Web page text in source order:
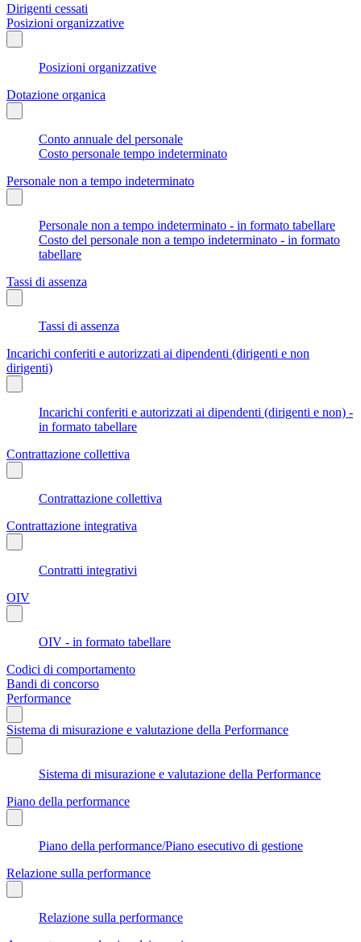
Dirigenti cessati
Posizioni organizzative
Posizioni organizzative
Dotazione organica
Conto annuale del personale
Costo personale tempo indeterminato
Personale non a tempo indeterminato
Personale non a tempo indeterminato - in formato tabellare
Costo del personale non a tempo indeterminato - in formato
tabellare
Tassi di assenza
Tassi di assenza
Incarichi conferiti e autorizzati ai dipendenti (dirigenti e non
dirigenti)
Incarichi conferiti e autorizzati ai dipendenti (dirigenti e non) -
in formato tabellare
Contrattazione collettiva
Contrattazione collettiva
Contrattazione integrativa
Contratti integrativi
OIV
OIV - in formato tabellare
Codici di comportamento
Bandi di concorso
Performance
Sistema di misurazione e valutazione della Performance
Sistema di misurazione e valutazione della Performance
Piano della performance
Piano della performance/Piano esecutivo di gestione
Relazione sulla performance
Relazione sulla performance